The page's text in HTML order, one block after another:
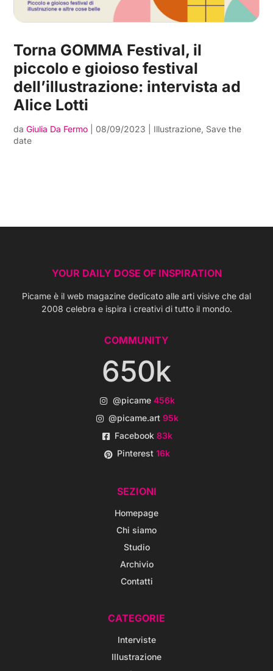
Torna GOMMA Festival, il
piccolo e gioioso festival
dell’illustrazione: intervista ad
Alice Lotti
daGiulia Da Fermo 08/09/2023 Illustrazione, Save the
date
YOUR DAILY DOSE OF INSPIRATION
Picame è il web magazine dedicato alle arti visive che dal
2008 celebra e ispira i creativi di tutto il mondo.
COMMUNITY
650k
@picame 456k
@picame.art95k
Facebook83k
Pinterest16k
SEZIONI
Homepage
Chi siamo
Studio
Archivio
Contatti
CATEGORIE
Interviste
Illustrazione